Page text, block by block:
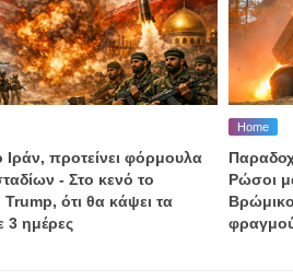
Ιράν, προτείνει φόρμουλα
- Στο κενό το
ότι θα κάψει τα
3 ημέρες
Home
Ρώσοι